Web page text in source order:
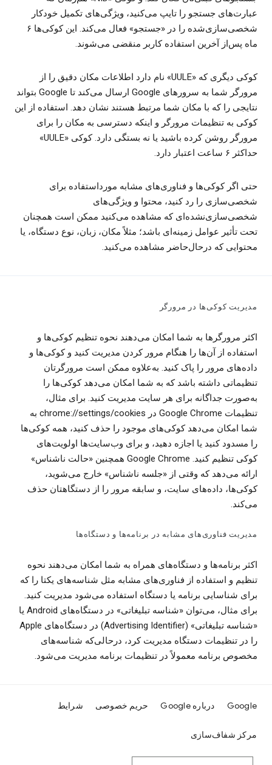
عبارت‌های جستجو را تایپ می‌کنید، ویژگی‌های تکمیل خودکار
شخصی‌سازی‌شده را در «جستجو» فعال می‌کند. این کوکی‌ها ۶
ماه پس‌از آخرین استفاده کاربر منقضی می‌شوند.
کوکی دیگری که «UULE» نام دارد اطلاعات مکان دقیق را از
مرورگر شما به سرورهای Google ارسال می‌کند تا Google بتواند
نتایجی را که با مکان شما مرتبط هستند نشان دهد. استفاده از این
کوکی به تنظیمات مرورگر و اینکه دسترسی به مکان را برای
مرورگر روشن کرده باشید یا نه بستگی دارد. کوکی «UULE»
حداکثر ۶ ساعت اعتبار دارد.
حتی اگر کوکی‌ها و فناوری‌های مشابه مورداستفاده برای
شخصی‌سازی را رد کنید، محتوا و ویژگی‌های
شخصی‌سازی‌نشده‌ای که مشاهده می‌کنید ممکن است همچنان
تحت تأثیر عوامل زمینه‌ای باشد؛ مثلاً مکان، زبان، نوع دستگاه، یا
محتوایی که درحال‌حاضر مشاهده می‌کنید.
مدیریت کوکی‌ها در مرورگر
اکثر مرورگرها به شما امکان می‌دهند نحوه تنظیم کوکی‌ها و
استفاده از آن‌ها را هنگام مرور کردن مدیریت کنید و کوکی‌ها و
داده‌های مرور را پاک کنید. به‌علاوه ممکن است مرورگرتان
تنظیماتی داشته باشد که به شما امکان می‌دهد کوکی‌ها را
به‌صورت جداگانه برای هر سایت مدیریت کنید. برای مثال،
تنظیمات Google Chrome در chrome://settings/cookies به
شما امکان می‌دهد کوکی‌های موجود را حذف کنید، همه کوکی‌ها
را مسدود کنید یا اجازه دهید، و برای وب‌سایت‌ها اولویت‌های
کوکی تنظیم کنید. ‏Google Chrome همچنین «حالت ناشناس»
ارائه می‌دهد که وقتی از «جلسه ناشناس» خارج می‌شوید،
کوکی‌ها، داده‌های سایت، و سابقه مرور را از دستگاهتان حذف
می‌کند.
مدیریت فناوری‌های مشابه در برنامه‌ها و دستگاه‌ها
اکثر برنامه‌ها و دستگاه‌های همراه به شما امکان می‌دهند نحوه
تنظیم و استفاده از فناوری‌های مشابه مثل شناسه‌های یکتا را که
برای شناسایی برنامه یا دستگاه استفاده می‌شود مدیریت کنید.
برای مثال، می‌توان «شناسه تبلیغاتی» در دستگاه‌های Android یا
«شناسه تبلیغاتی» (Advertising Identifier) در دستگاه‌های Apple
را در تنظیمات دستگاه مدیریت کرد، درحالی‌که شناسه‌های
مخصوص برنامه معمولاً در تنظیمات برنامه مدیریت می‌شود.
Google درباره Google حریم خصوصی شرایط
مرکز شفاف‌سازی